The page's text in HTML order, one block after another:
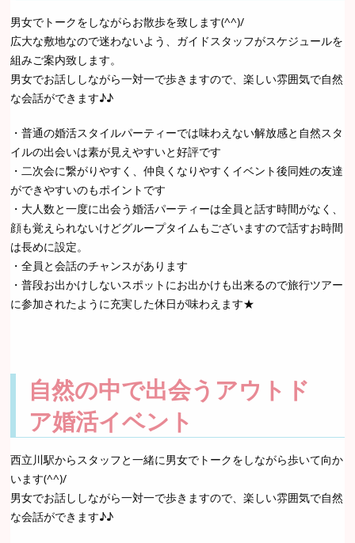
男女でトークをしながらお散歩を致します(^^)/
広大な敷地なので迷わないよう、ガイドスタッフがスケジュールを
組みご案内致します。
男女でお話ししながら一対一で歩きますので、楽しい雰囲気で自然
な会話ができます♪♪
・普通の婚活スタイルパーティーでは味わえない解放感と自然スタ
イルの出会いは素が見えやすいと好評です
・二次会に繋がりやすく、仲良くなりやすくイベント後同姓の友達
ができやすいのもポイントです
・大人数と一度に出会う婚活パーティーは全員と話す時間がなく、
顔も覚えられないけどグループタイムもございますので話すお時間
は長めに設定。
・全員と会話のチャンスがあります
・普段お出かけしないスポットにお出かけも出来るので旅行ツアー
に参加されたように充実した休日が味わえます★
自然の中で出会うアウトド
ア婚活イベント
西立川駅からスタッフと一緒に男女でトークをしながら歩いて向か
います(^^)/
男女でお話ししながら一対一で歩きますので、楽しい雰囲気で自然
な会話ができます♪♪